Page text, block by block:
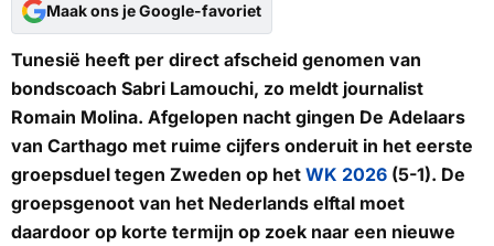
Maak ons je Google-favoriet
Tunesië heeft per direct afscheid genomen van
bondscoach Sabri Lamouchi, zo meldt journalist
Romain Molina. Afgelopen nacht gingen De Adelaars
van Carthago met ruime cijfers onderuit in het eerste
groepsduel tegen Zweden op het WK 2026 (5-1). De
groepsgenoot van het Nederlands elftal moet
daardoor op korte termijn op zoek naar een nieuwe